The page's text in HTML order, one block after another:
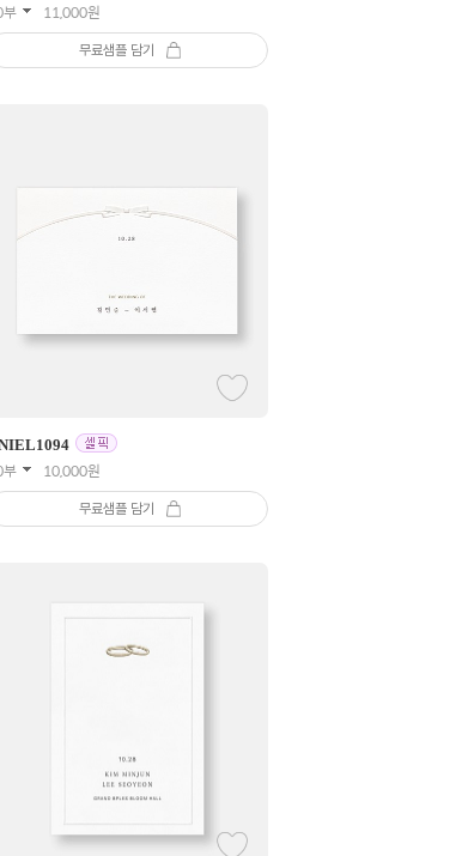
11,000원
무료샘플 담기
1094
10,000원
무료샘플 담기